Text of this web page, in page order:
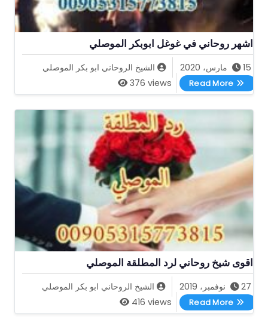
اشهر روحاني في غوغل ابوبكر الموصلي
15 مارس، 2020
الشيخ الروحاني ابو بكر الموصلي
376 views
Read More
اشهر روحاني في غوغل ابوبكر الموصلي
اقوى شيخ روحاني لرد المطلقة الموصلي
27 نوفمبر، 2019
الشيخ الروحاني ابو بكر الموصلي
416 views
Read More
اقوى شيخ روحاني لرد المطلقة الموصلي